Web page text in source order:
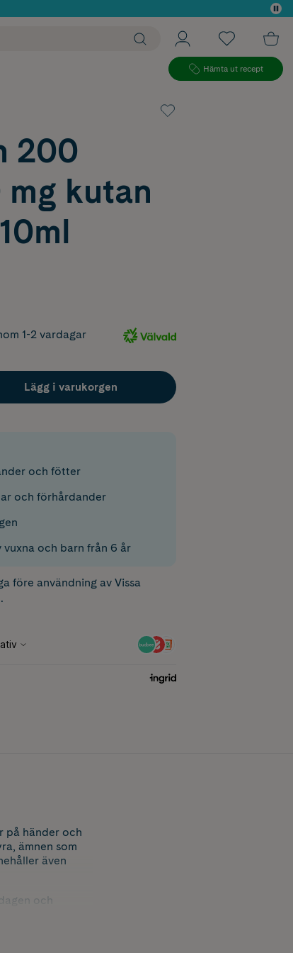
Hämta ut recept
200
kutan
1-2 vardagar
Lägg i varukorgen
och fötter
och förhårdander
vuxna och barn från 6 år
före användning av Vissa
på händer och
ämnen som
även
och
3 månader.